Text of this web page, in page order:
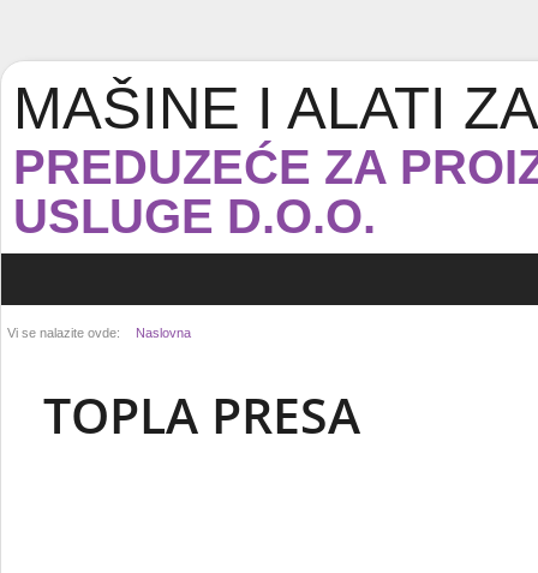
MAŠINE I ALATI
PREDUZEĆE ZA
USLUGE D.O.O.
Vi se nalazite ovde: Naslovna
TOPLA PRESA